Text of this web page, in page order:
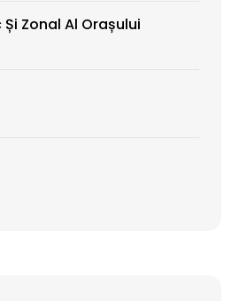
Zonal Al Orașului